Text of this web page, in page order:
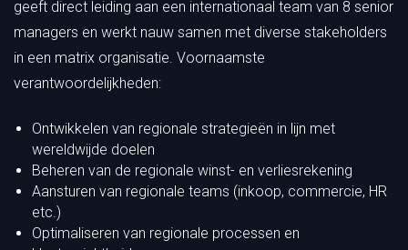
geeft direct leiding aan een internationaal team van 8 senior
managers en werkt nauw samen met diverse stakeholders
in een matrix organisatie. Voornaamste
verantwoordelijkheden:
Ontwikkelen van regionale strategieën in lijn met
wereldwijde doelen
Beheren van de regionale winst- en verliesrekening
Aansturen van regionale teams (inkoop, commercie, HR
etc.)
Optimaliseren van regionale processen en